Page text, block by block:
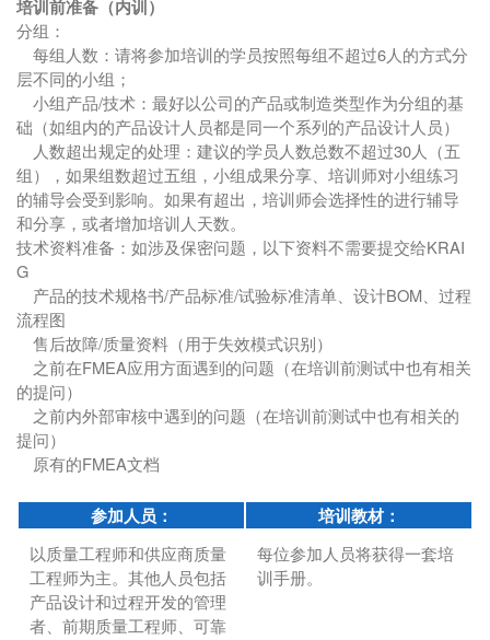
培训前准备（内训）
分组：
每组人数：请将参加培训的学员按照每组不超过6人的方式分
层不同的小组；
小组产品/技术：最好以公司的产品或制造类型作为分组的基
础（如组内的产品设计人员都是同一个系列的产品设计人员）
人数超出规定的处理：建议的学员人数总数不超过30人（五
组），如果组数超过五组，小组成果分享、培训师对小组练习
的辅导会受到影响。如果有超出，培训师会选择性的进行辅导
和分享，或者增加培训人天数。
技术资料准备：如涉及保密问题，以下资料不需要提交给KRAI
G
产品的技术规格书/产品标准/试验标准清单、设计BOM、过程
流程图
售后故障/质量资料（用于失效模式识别）
之前在FMEA应用方面遇到的问题（在培训前测试中也有相关
的提问）
之前内外部审核中遇到的问题（在培训前测试中也有相关的
提问）
原有的FMEA文档
参加人员： 培训教材：
以质量工程师和供应商质量
工程师为主。其他人员包括
产品设计和过程开发的管理
者、前期质量工程师、可靠
每位参加人员将获得一套培
训手册。